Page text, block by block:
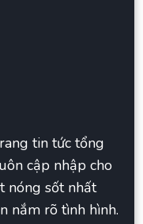
tin tức tổng
cập nhập cho
nóng sốt nhất
nắm rõ tình hình.